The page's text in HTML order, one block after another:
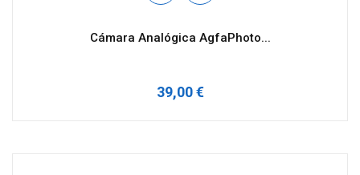
Cámara Analógica AgfaPhoto...
39,00 €